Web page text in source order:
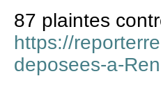
87 plaintes
https://
deposees-a-